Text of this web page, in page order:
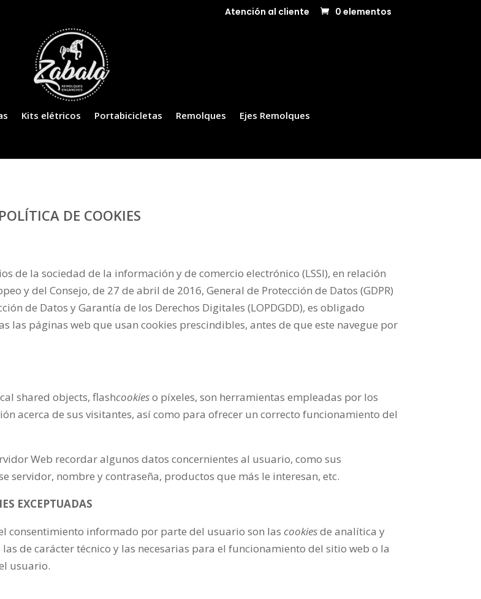
Atención al cliente 0 elementos
Kits elétricos Portabicicletas Remolques
Ejes Remolques
POLÍTICA DE COOKIES
de la sociedad de la información y de comercio electrónico (LSSI), en relación
y del Consejo, de 27 de abril de 2016, General de Protección de Datos (GDPR)
de Datos y Garantía de los Derechos Digitales (LOPDGDD), es obligado
las páginas web que usan cookies prescindibles, antes de que este navegue por
shared objects, flashcookieso píxeles, son herramientas empleadas por los
acerca de sus visitantes, así como para ofrecer un correcto funcionamiento del
Web recordar algunos datos concernientes al usuario, como sus
servidor, nombre y contraseña, productos que más le interesan, etc.
EXCEPTUADAS
consentimiento informado por parte del usuario son las cookiesde analítica y
de carácter técnico y las necesarias para el funcionamiento del sitio web o la
usuario.